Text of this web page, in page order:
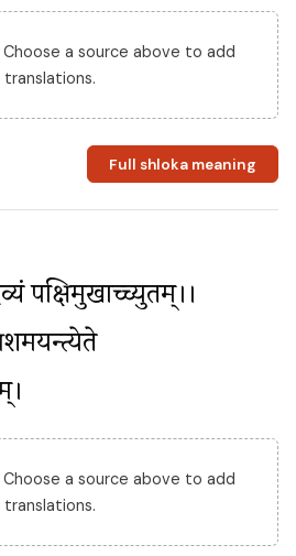
a source above to add
translations.
Full shloka meaning
पक्षिमुखाच्च्युतम्।।
a source above to add
translations.